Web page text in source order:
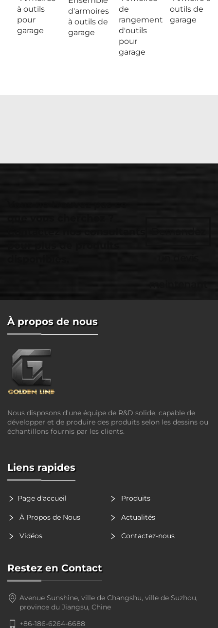
à outils
pour
garage
d'armoires
à outils de
garage
de
rangement
d'outils
pour
garage
outils de
garage
À propos de nous
Nous disposons d'une équipe de R&D solide, capable de
développer et de produire des produits selon les dessins ou
échantillons fournis par les clients.
Liens rapides
Page d'accueil Produits
À Propos de Nous Actualités
Vidéos Contactez-nous
Restez en Contact
Avenue Sunshine, ville de Changshu, ville de Suzhou,
province du Jiangsu, Chine
+86-186-6264-6688